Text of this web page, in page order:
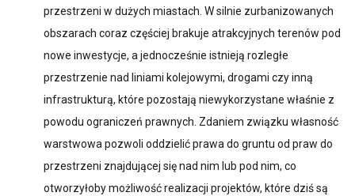
przestrzeni w dużych miastach. W silnie zurbanizowanych
obszarach coraz częściej brakuje atrakcyjnych terenów pod
nowe inwestycje, a jednocześnie istnieją rozległe
przestrzenie nad liniami kolejowymi, drogami czy inną
infrastrukturą, które pozostają niewykorzystane właśnie z
powodu ograniczeń prawnych. Zdaniem związku własność
warstwowa pozwoli oddzielić prawa do gruntu od praw do
przestrzeni znajdującej się nad nim lub pod nim, co
otworzyłoby możliwość realizacji projektów, które dziś są